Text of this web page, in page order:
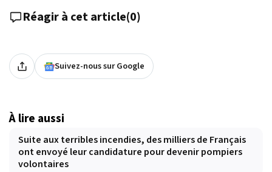
Réagir à cet article(0)
Suivez-nous sur Google
À lire aussi
Suite aux terribles incendies, des milliers de Français
ont envoyé leur candidature pour devenir pompiers
volontaires